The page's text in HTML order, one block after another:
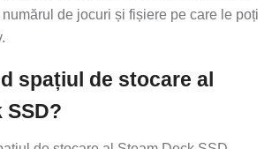
de jocuri și fișiere pe care le poți
spațiul de stocare al
SSD?